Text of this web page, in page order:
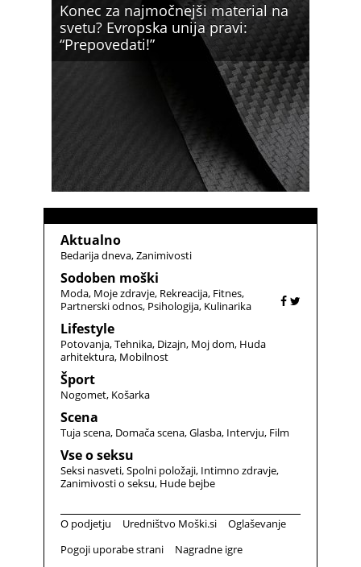
Konec za najmočnejši material na
svetu? Evropska unija pravi:
“Prepovedati!”
Aktualno
Bedarija dneva Zanimivosti
Sodoben moški
Moda Moje zdravje Rekreacija Fitnes
Partnerski odnos Psihologija Kulinarika
Lifestyle
Potovanja Tehnika Dizajn Moj dom Huda
arhitektura Mobilnost
Šport
Nogomet Košarka
Scena
Tuja scena Domača scena Glasba Intervju Film
Vse o seksu
Seksi nasveti Spolni položaji Intimno zdravje
Zanimivosti o seksu Hude bejbe
O podjetju Uredništvo Moški.si
Oglaševanje
Pogoji uporabe strani
Nagradne igre